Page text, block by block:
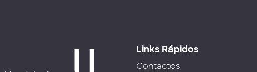
Links Rápidos
Contactos